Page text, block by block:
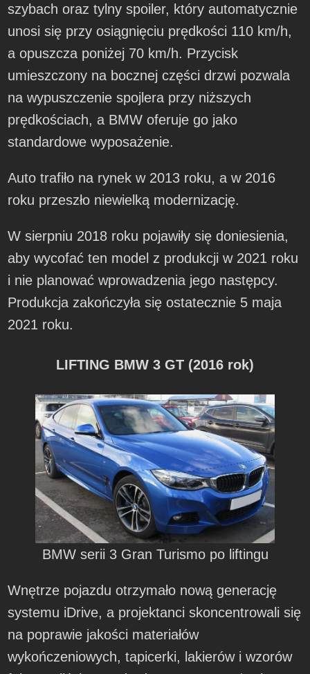
szybach oraz tylny spoiler, który automatycznie
unosi się przy osiągnięciu prędkości 110 km/h,
a opuszcza poniżej 70 km/h. Przycisk
umieszczony na bocznej części drzwi pozwala
na wypuszczenie spojlera przy niższych
prędkościach, a BMW oferuje go jako
standardowe wyposażenie.
Auto trafiło na rynek w 2013 roku, a w 2016
roku przeszło niewielką modernizację.
W sierpniu 2018 roku pojawiły się doniesienia,
aby wycofać ten model z produkcji w 2021 roku
i nie planować wprowadzenia jego następcy.
Produkcja zakończyła się ostatecznie 5 maja
2021 roku.
LIFTING BMW 3 GT (2016 rok)
BMW serii 3 Gran Turismo po liftingu
Wnętrze pojazdu otrzymało nową generację
systemu iDrive, a projektanci skoncentrowali się
na poprawie jakości materiałów
wykończeniowych, tapicerki, lakierów i wzorów